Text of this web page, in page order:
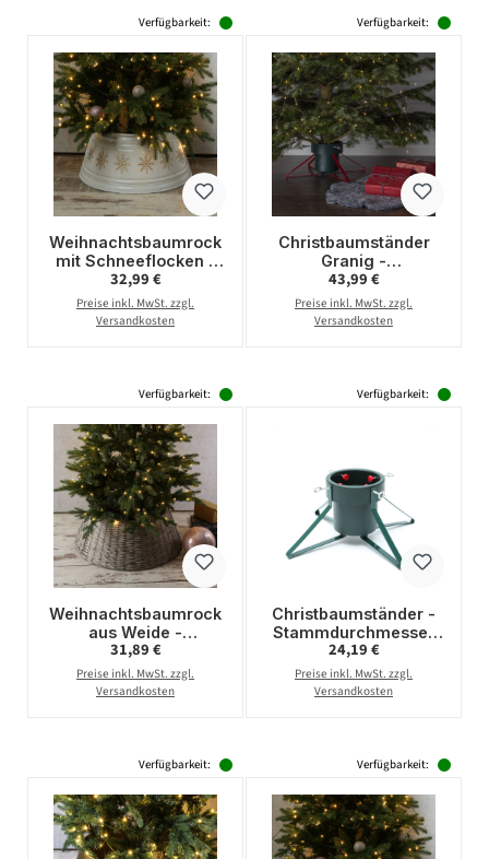
Verfügbarkeit:
Weihnachtsbaumrock
mit Schneeflocken -
Abdeckung für
Baumständer - D:
57cm - 2-teilig - weiß,
Regulärer Preis:
32,99 €
Preise inkl. MwSt. zzgl.
Versandkosten
Verfügbarkeit:
Christbaumständer
Granig -
Stammdurchmesser
5,5-14cm - Höhe bis
2,5m - Wassertank
Regulärer Preis:
43,99 €
Preise inkl. MwSt. zzgl.
Versandkosten
Verfügbarkeit:
Weihnachtsbaumrock
aus Weide -
Abdeckung für
Baumständer - D:
57cm - 3teilig - grau
Regulärer Preis:
31,89 €
Preise inkl. MwSt. zzgl.
Versandkosten
Verfügbarkeit:
Christbaumständer -
Stammdurchmesser
6-10,5cm - Höhe bis
1,8m - Wassertank
1,5L - grün/rot
Regulärer Preis:
24,19 €
Preise inkl. MwSt. zzgl.
Versandkosten
Verfügbarkeit: Verfügbarkeit: